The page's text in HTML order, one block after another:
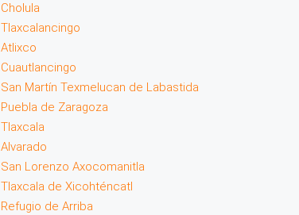
Cholula
Tlaxcalancingo
Atlixco
Cuautlancingo
San Martín Texmelucan de Labastida
Puebla de Zaragoza
Tlaxcala
Alvarado
San Lorenzo Axocomanitla
Tlaxcala de Xicohténcatl
Refugio de Arriba